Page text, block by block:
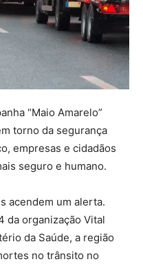
“Maio Amarelo”
torno da segurança
empresas e cidadãos
seguro e humano.
acendem um alerta.
da organização Vital
da Saúde, a região
no trânsito no